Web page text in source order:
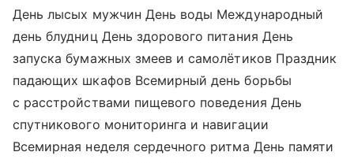
День лысых мужчин День воды Международный
день блудниц День здорового питания День
запуска бумажных змеев и самолётиков Праздник
падающих шкафов Всемирный день борьбы
с расстройствами пищевого поведения День
спутникового мониторинга и навигации
Всемирная неделя сердечного ритма День памяти